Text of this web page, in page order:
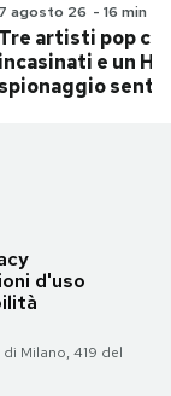
7 agosto 26 - 16 min
Tre artisti pop
incasinati e un
spionaggio
d'uso
Milano, 419 del